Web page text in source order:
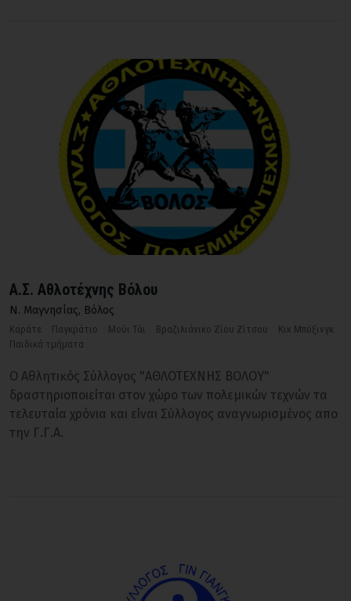
Α.Σ. Αθλοτέχνης Βόλου
Ν. Μαγνησίας, Βόλος
Καράτε Παγκράτιο Μούι Τάι Βραζιλιάνικο Ζίου Ζίτσου
Κικ Μπόξινγκ
Παιδικά τμήματα
Ο Αθλητικός Σύλλογος "ΑΘΛΟΤΕΧΝΗΣ ΒΟΛΟΥ"
δραστηριοποιείται στον χώρο των πολεμικών τεχνών τα
τελευταία χρόνια και είναι Σύλλογος αναγνωρισμένος απο
την Γ.Γ.Α.